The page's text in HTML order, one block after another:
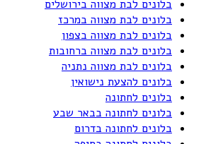
בלונים לבת מצווה בירושלים
בלונים לבת מצווה במרכז
בלונים לבת מצווה בצפון
בלונים לבת מצווה ברחובות
בלונים לבת מצווה נתניה
בלונים להצעת נישואין
בלונים לחתונה
בלונים לחתונה בבאר שבע
בלונים לחתונה בדרום